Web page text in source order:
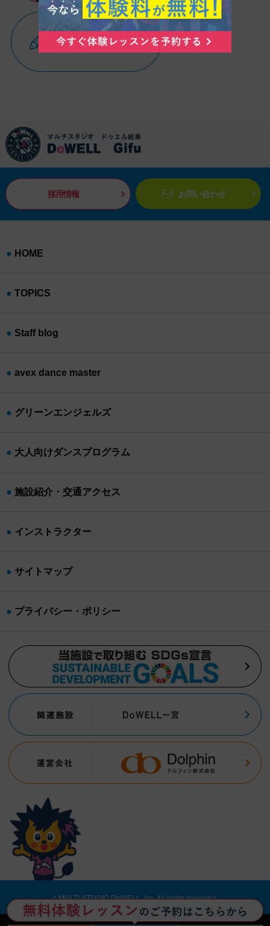
採用情報 お問い合わせ
HOME
TOPICS
Staff blog
avex dance master
グリーンエンジェルズ
大人向けダンスプログラム
施設紹介・交通アクセス
インストラクター
サイトマップ
プライバシー・ポリシー
c MULTI-STUDIO DoWELL, Inc. All rights reserved.